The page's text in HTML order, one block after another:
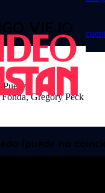
VIEJO
Fonda, Gregory Peck
(puede no